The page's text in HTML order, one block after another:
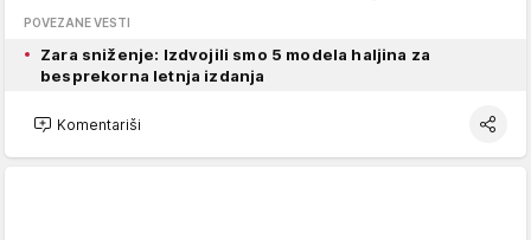
POVEZANE VESTI
Zara sniženje: Izdvojili smo 5 modela haljina za
besprekorna letnja izdanja
Komentariši